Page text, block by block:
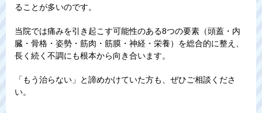
ることが多いのです。
当院では痛みを引き起こす可能性のある8つの要素（頭蓋・内
臓・骨格・姿勢・筋肉・筋膜・神経・栄養）を総合的に整え、
長く続く不調にも根本から向き合います。
「もう治らない」と諦めかけていた方も、ぜひご相談くださ
い。